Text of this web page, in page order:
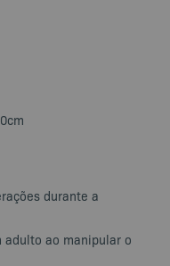
durante a
adulto ao manipular o